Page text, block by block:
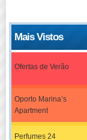
Mais Vistos
Ofertas de Verão
Oporto Marina’s
Apartment
Perfumes 24